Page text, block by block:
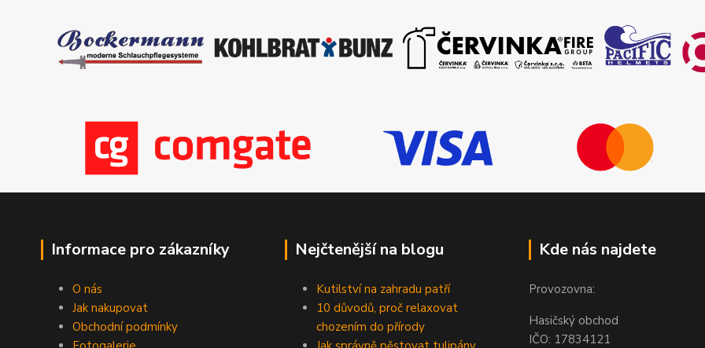
Informace pro zákazníky
O nás
Jak nakupovat
Obchodní podmínky
Nejčtenější na blogu
Kutilství na zahradu patří
10 důvodů, proč relaxovat
chozením do přírody
Kde nás najdete
Provozovna:
Hasičský obchod
IČO: